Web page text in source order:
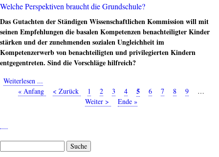
braucht
kooperativen
Föderalismus!
Welche Perspektiven braucht die Grundschule?
Das Gutachten der Ständigen Wissenschaftlichen Kommission will mit
seinen Empfehlungen die basalen Kompetenzen benachteiligter Kinder
stärken und der zunehmenden sozialen Ungleichheit im
Kompetenzerwerb von benachteiligten und privilegierten Kindern
entgegentreten. Sind die Vorschläge hilfreich?
Weiterlesen ...
Welche
Seitennummerierung
Erste
« Anfang
Vorherige
< Zurück Seite
1 Seite
2 Seite
3 Seite
4 Seite
5 Seite
6 Seite
7 Seite
8 Seite
9 …
Weiter >
Letzte
Ende »